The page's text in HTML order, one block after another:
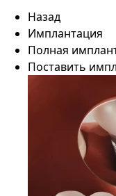
Назад
Имплантация
Полная
Поставить